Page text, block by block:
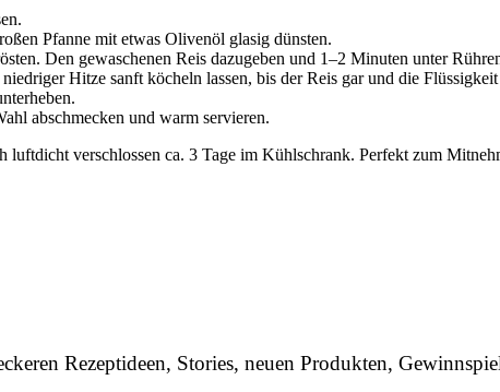
Pfanne mit etwas Olivenöl glasig dünsten.
Den gewaschenen Reis dazugeben und 1–2 Minuten unter
Hitze sanft köcheln lassen, bis der Reis gar und die
abschmecken und warm servieren.
luftdicht verschlossen ca. 3 Tage im Kühlschrank. Perfekt zum
Rezeptideen, Stories, neuen Produkten,